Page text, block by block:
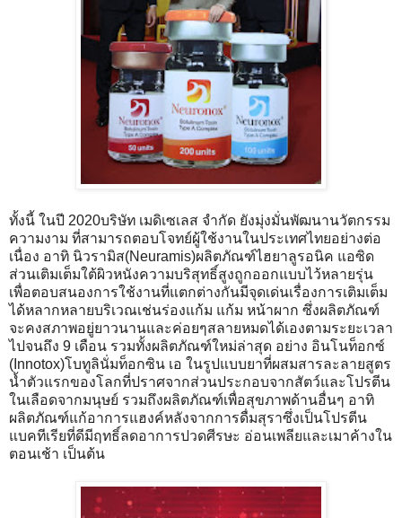
ทั้งนี้ ในปี 2020บริษัท เมดิเซเลส จำกัด ยังมุ่งมั่นพัฒนานวัตกรรม
ความงาม ที่สามารถตอบโจทย์ผู้ใช้งานในประเทศไทยอย่างต่อ
เนื่อง อาทิ นิวรามิส(Neuramis)ผลิตภัณฑ์ไฮยาลูรอนิค แอซิด
ส่วนเติมเต็มใต้ผิวหนังความบริสุทธิ์สูงถูกออกแบบไว้หลายรุ่น
เพื่อตอบสนองการใช้งานที่แตกต่างกันมีจุดเด่นเรื่องการเติมเต็ม
ได้หลากหลายบริเวณเช่นร่องแก้ม แก้ม หน้าผาก ซึ่งผลิตภัณฑ์
จะคงสภาพอยู่ยาวนานและค่อยๆสลายหมดได้เองตามระยะเวลา
ไปจนถึง 9 เดือน รวมทั้งผลิตภัณฑ์ใหม่ล่าสุด อย่าง อินโนท็อกซ์
(Innotox)โบทูลินั่มท็อกซิน เอ ในรูปแบบยาที่ผสมสารละลายสูตร
น้ำตัวแรกของโลกที่ปราศจากส่วนประกอบจากสัตว์และโปรตีน
ในเลือดจากมนุษย์ รวมถึงผลิตภัณฑ์เพื่อสุขภาพด้านอื่นๆ อาทิ
ผลิตภัณฑ์แก้อาการแฮงค์หลังจากการดื่มสุราซึ่งเป็นโปรตีน
แบคทีเรียที่ดีมีฤทธิ์ลดอาการปวดศีรษะ อ่อนเพลียและเมาค้างใน
ตอนเช้า เป็นต้น